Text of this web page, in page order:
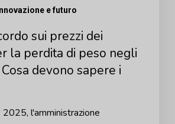
e futuro
sui prezzi dei
la perdita di peso negli
devono sapere i
l'amministrazione